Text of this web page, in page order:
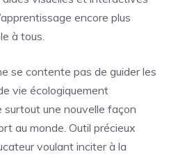
encore plus
à tous.
se contente pas de guider les
vie écologiquement
surtout une nouvelle façon
au monde. Outil précieux
voulant inciter à la